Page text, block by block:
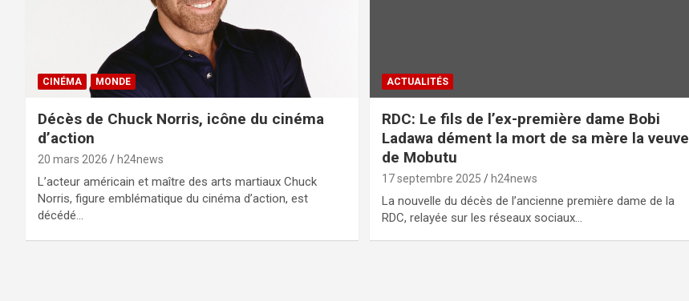
CINÉMA MONDE
Décès de Chuck Norris, icône du cinéma
d’action
20 mars 2026 h24news
L’acteur américain et maître des arts martiaux Chuck
Norris, figure emblématique du cinéma d’action, est
décédé…
ACTUALITÉS
RDC: Le fils de l’ex-première dame Bobi
Ladawa dément la mort de sa mère la veuve
de Mobutu
17 septembre 2025 h24news
La nouvelle du décès de l’ancienne première dame de la
RDC, relayée sur les réseaux sociaux…